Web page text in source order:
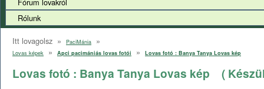
Rólunk
Itt lovagolsz » PaciMánia »
Lovas képek » Apci pacimániás lovas fotói » Lovas fotó : Banya Tanya Lovas kép
Lovas fotó : Banya Tanya Lovas kép (